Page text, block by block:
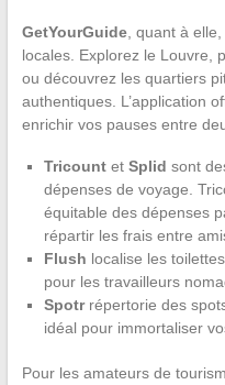
GetYourGuide, quant à elle,
locales. Explorez le Louvre,
ou découvrez les quartiers
authentiques. L’application
enrichir vos pauses entre
Tricountet Splid sont
dépenses de voyage.
équitable des dépenses
répartir les frais entre
Flush localise les
pour les travailleurs
Spotrrépertorie des
idéal pour immortaliser
Pour les amateurs de